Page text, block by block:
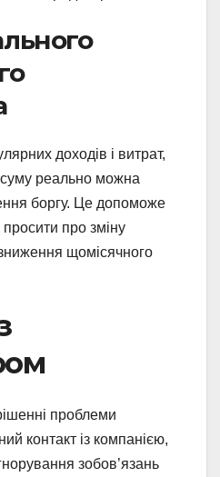
доходів і витрат,
суму реально можна
боргу. Це допоможе
про зміну
щомісячного
проблеми
контакт із компанією,
зобов’язань